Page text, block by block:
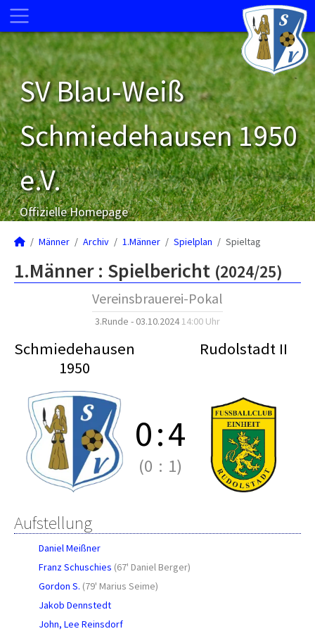
SV Blau-Weiß
Schmiedehausen 1950
e.V.
Offizielle Homepage
Männer Archiv 1.Männer Spielplan Spieltag
1.Männer : Spielbericht (2024/25)
Vereinsbrauerei-Pokal
3.Runde - 03.10.202414:00 Uhr
Schmiedehausen
1950
Rudolstadt II
0:4
(0 : 1)
Aufstellung
Daniel Meißner
Franz Schuschies (67' Daniel Berger)
Gordon S. (79' Marius Seime)
Jakob Dennstedt
John, Lee Reinsdorf